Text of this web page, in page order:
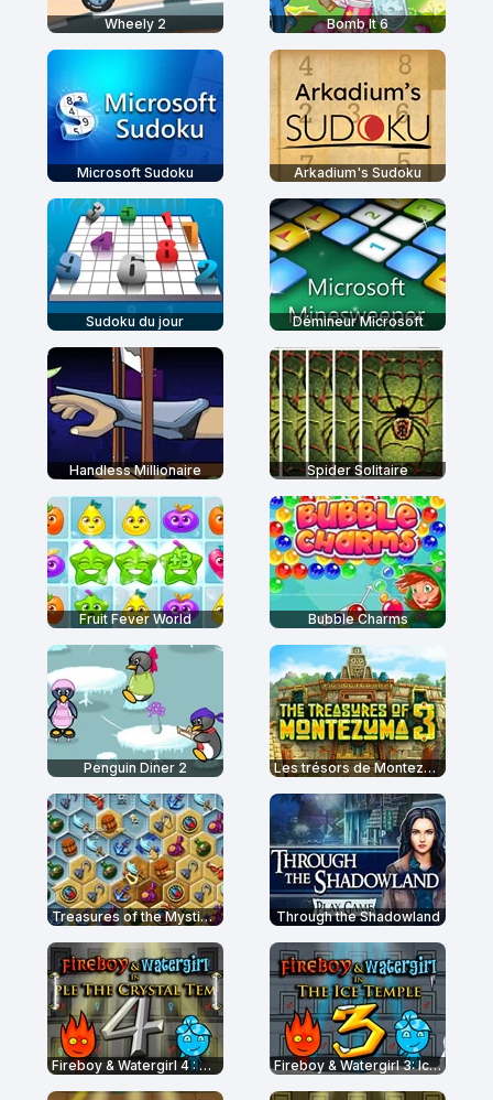
Wheely 2 Bomb It 6
Microsoft Sudoku Arkadium's Sudoku
Sudoku du jour Démineur Microsoft
Handless Millionaire Spider Solitaire
Fruit Fever World Bubble Charms
Penguin Diner 2 Les trésors de Montezuma 3
Treasures of the Mystic Sea Through the Shadowland
Fireboy & Watergirl 4 : The Crystal Temple Fireboy & Watergirl 3: Ice Temple